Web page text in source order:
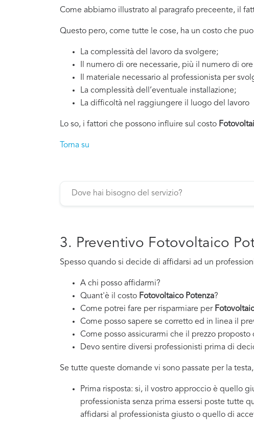
Come abbiamo illustrato al paragrafo preceente, il
Questo pero, come tutte le cose, ha un costo che
La complessità del lavoro da svolgere;
Il numero di ore necessarie, più il numero di
Il materiale necessario al professionista per
La complessità dell’eventuale installazione;
La difficoltà nel raggiungere il luogo del lavoro
Lo so, i fattori che possono influire sul costo
Torna su
3. Preventivo Fotovoltaico
Spesso quando si decide di affidarsi ad un
A chi posso affidarmi?
Quant'è il costo Fotovoltaico Potenza?
Come potrei fare per risparmiare per
Come posso sapere se corretto ed in linea il
Come posso assicurarmi che il prezzo proposto
Devo sentire diversi professionisti prima di
Se tutte queste domande vi sono passate per la
Prima risposta: si, il vostro approccio è quello
professionista senza prima essersi poste tutte
affidarsi al professionista giusto o quello di